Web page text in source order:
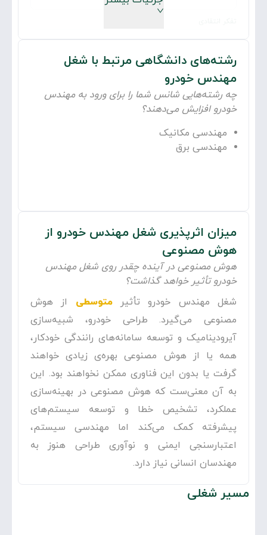
است؟
تولیدی است. آن‌ها با نرم‌افزارهای طراحی کامپیوتری
و تجهیزات آزمایشگاهی، به طراحی وسایل نقلیه و
تجزیه‌وتحلیل داده‌های مرتبط می‌پردازند. مهندسین
خودرو برای اطمینان از اینکه ساخت قطعات مطابق
با مشخصات طراحی و استانداردهای کیفی صورت
می‌گیرد، به کارخانه و خطوط مونتاژ نیز سر می‌زنند.
ساعات و شیفت‌های کاری مهندسی خودرو، عموماً
بسیار منظم و مطابق با ساعاتِ اداری است و کمتر
پیش می‌آید که ساعاتی از شب و یا روزهای تعطیل
مشغول به کار شوند.
95%
یادگیری فعال
%
رشته‌های دانشگاهی مرتبط با شغل
مهندس خودرو
چه رشته‌هایی شانس شما را برای ورود به مهندس
خودروافزایش می‌دهند؟
مهندسی مکانیک
مهندسی برق
میزان اثرپذیری شغل مهندس خودرو از
هوش مصنوعی
هوش مصنوعی در آینده چقدر روی شغل مهندس
خودروتأثیر خواهد گذاشت؟
شغل مهندس خودرو تأثیرمتوسطی از هوش
مصنوعی می‌گیرد. طراحی خودرو، شبیه‌سازی
آیرودینامیک و توسعه سامانه‌های رانندگی خودکار،
همه یا از هوش مصنوعی بهره‌ی زیادی خواهند
گرفت یا بدون این فناوری ممکن نخواهند بود. این
به آن معنی‌ست که هوش مصنوعی در بهینه‌سازی
عملکرد، تشخیص خطا و توسعه سیستم‌های
پیشرفته کمک می‌کند اما مهندسی سیستم،
اعتبارسنجی ایمنی و نوآوری طراحی هنوز به
مهندسان انسانی نیاز دارد.
مسیر شغلی